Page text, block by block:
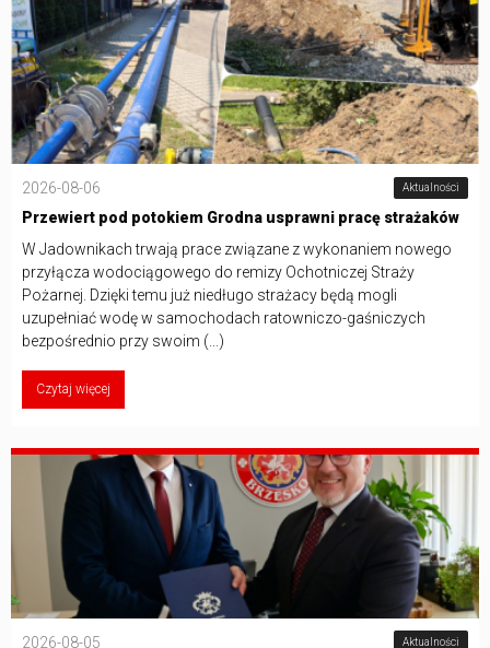
2026-08-06 Aktualności
Przewiert pod potokiem Grodna usprawni pracę strażaków
W Jadownikach trwają prace związane z wykonaniem nowego
przyłącza wodociągowego do remizy Ochotniczej Straży
Pożarnej. Dzięki temu już niedługo strażacy będą mogli
uzupełniać wodę w samochodach ratowniczo-gaśniczych
bezpośrednio przy swoim (...)
Czytaj więcej
2026-08-05 Aktualności